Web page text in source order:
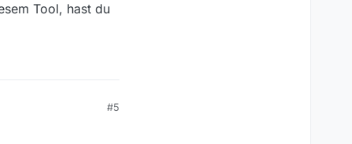
Tool, hast du
#5